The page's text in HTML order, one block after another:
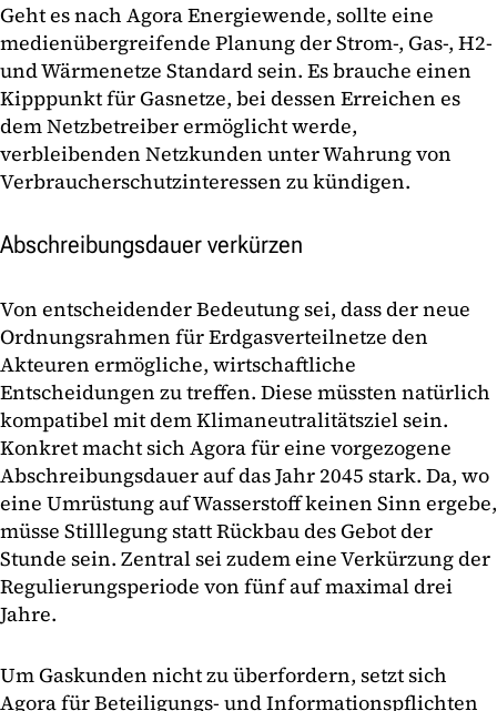
Geht es nach Agora Energiewende, sollte eine
medienübergreifende Planung der Strom-, Gas-, H2-
und Wärmenetze Standard sein. Es brauche einen
Kipppunkt für Gasnetze, bei dessen Erreichen es
dem Netzbetreiber ermöglicht werde,
verbleibenden Netzkunden unter Wahrung von
Verbraucherschutzinteressen zu kündigen.
Abschreibungsdauer verkürzen
Von entscheidender Bedeutung sei, dass der neue
Ordnungsrahmen für Erdgasverteilnetze den
Akteuren ermögliche, wirtschaftliche
Entscheidungen zu treffen. Diese müssten natürlich
kompatibel mit dem Klimaneutralitätsziel sein.
Konkret macht sich Agora für eine vorgezogene
Abschreibungsdauer auf das Jahr 2045 stark. Da, wo
eine Umrüstung auf Wasserstoff keinen Sinn ergebe,
müsse Stilllegung statt Rückbau des Gebot der
Stunde sein. Zentral sei zudem eine Verkürzung der
Regulierungsperiode von fünf auf maximal drei
Jahre.
Um Gaskunden nicht zu überfordern, setzt sich
Agora für Beteiligungs- und Informationspflichten